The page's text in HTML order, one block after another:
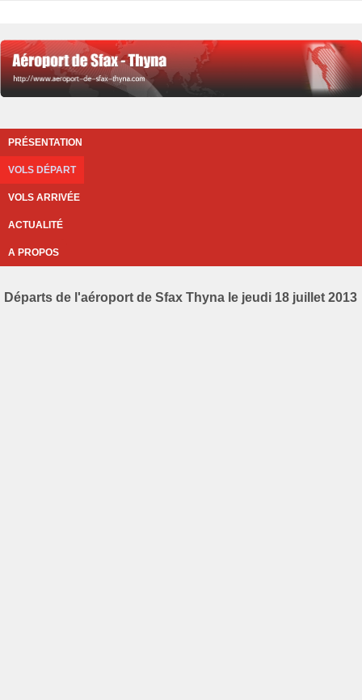
PRÉSENTATION
VOLS DÉPART
VOLS ARRIVÉE
ACTUALITÉ
A PROPOS
Départs de l'aéroport de Sfax Thyna le jeudi 18 juillet 2013